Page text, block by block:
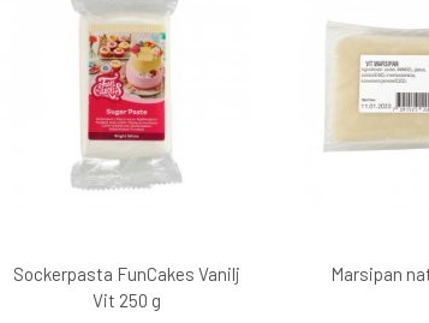
Sockerpasta FunCakes Vanilj
Vit 250 g
Marsipan